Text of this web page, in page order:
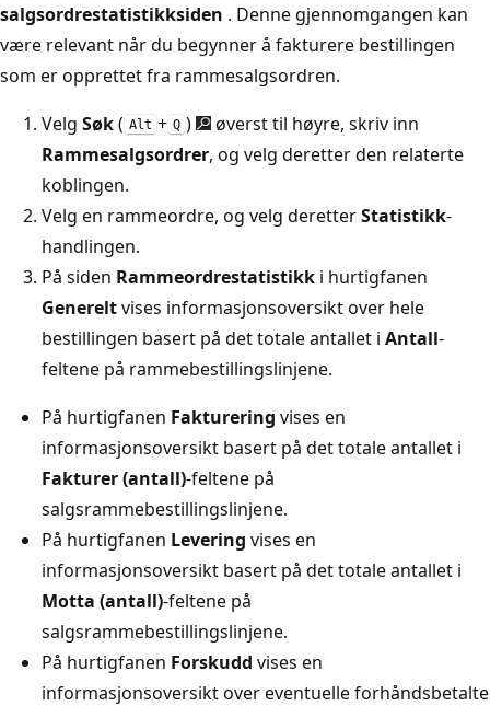
salgsordrestatistikksiden . Denne gjennomgangen kan
være relevant når du begynner å fakturere bestillingen
som er opprettet fra rammesalgsordren.
Velg Søk( Alt + Q )
øverst til høyre, skriv inn
Rammesalgsordrer, og velg deretter den relaterte
koblingen.
Velg en rammeordre, og velg deretterStatistikk-
handlingen.
På siden Rammeordrestatistikk i hurtigfanen
Genereltvises informasjonsoversikt over hele
bestillingen basert på det totale antallet i Antall-
feltene på rammebestillingslinjene.
På hurtigfanen Fakturering vises en
informasjonsoversikt basert på det totale antallet i
Fakturer (antall)-feltene på
salgsrammebestillingslinjene.
På hurtigfanen Levering vises en
informasjonsoversikt basert på det totale antallet i
Motta (antall)-feltene på
salgsrammebestillingslinjene.
På hurtigfanen Forskudd vises en
informasjonsoversikt over eventuelle forhåndsbetalte